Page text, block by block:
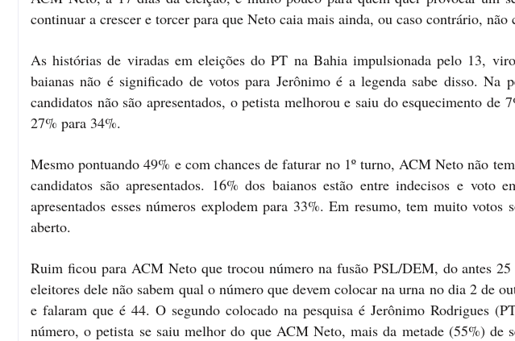
continuar a crescer e torcer para que Neto caia mais ainda, ou caso contrário, não
As histórias de viradas em eleições do PT na Bahia impulsionada pelo 13,
baianas não é significado de votos para Jerônimo é a legenda sabe disso. Na
candidatos não são apresentados, o petista melhorou e saiu do esquecimento
27% para 34%.
Mesmo pontuando 49% e com chances de faturar no 1º turno, ACM Neto não
candidatos são apresentados. 16% dos baianos estão entre indecisos e voto
apresentados esses números explodem para 33%. Em resumo, tem muito votos
aberto.
Ruim ficou para ACM Neto que trocou número na fusão PSL/DEM, do antes
eleitores dele não sabem qual o número que devem colocar na urna no dia 2 de
e falaram que é 44. O segundo colocado na pesquisa é Jerônimo Rodrigues
número, o petista se saiu melhor do que ACM Neto, mais da metade (55%) de